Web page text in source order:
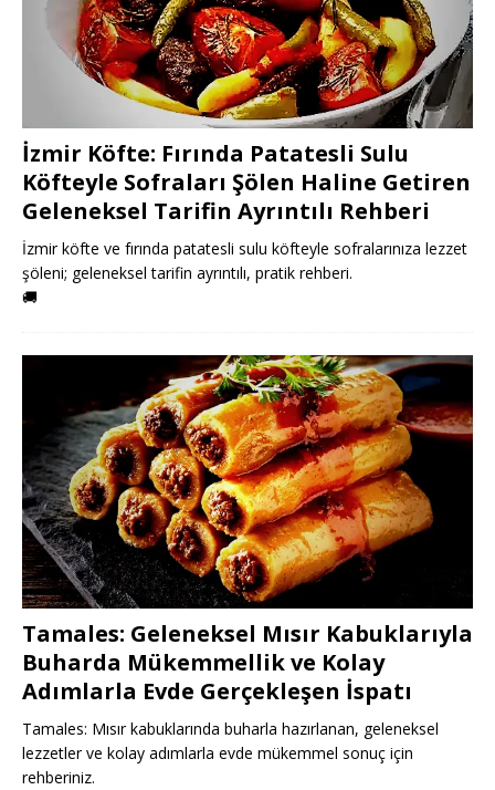
İzmir Köfte: Fırında Patatesli Sulu
Köfteyle Sofraları Şölen Haline Getiren
Geleneksel Tarifin Ayrıntılı Rehberi
İzmir köfte ve fırında patatesli sulu köfteyle sofralarınıza lezzet
şöleni; geleneksel tarifin ayrıntılı, pratik rehberi.
🚚
Tamales: Geleneksel Mısır Kabuklarıyla
Buharda Mükemmellik ve Kolay
Adımlarla Evde Gerçekleşen İspatı
Tamales: Mısır kabuklarında buharla hazırlanan, geleneksel
lezzetler ve kolay adımlarla evde mükemmel sonuç için
rehberiniz.